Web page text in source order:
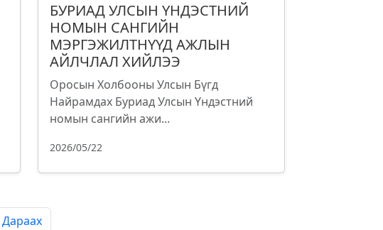
БУРИАД УЛСЫН ҮНДЭСТНИЙ
НОМЫН САНГИЙН
МЭРГЭЖИЛТНҮҮД АЖЛЫН
АЙЛЧЛАЛ ХИЙЛЭЭ
Оросын Холбооны Улсын Бүгд
Найрамдах Буриад Улсын Үндэстний
номын сангийн ажи...
2026/05/22
Дараах